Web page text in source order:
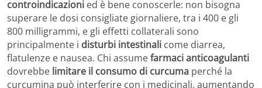
controindicazioni ed è bene conoscerle: non bisogna
superare le dosi consigliate giornaliere, tra i 400 e gli
800 milligrammi, e gli effetti collaterali sono
principalmente i disturbi intestinali come diarrea,
flatulenze e nausea. Chi assumefarmaci anticoagulanti
dovrebbe limitare il consumo di curcuma perché la
curcumina può interferire con i medicinali, aumentando